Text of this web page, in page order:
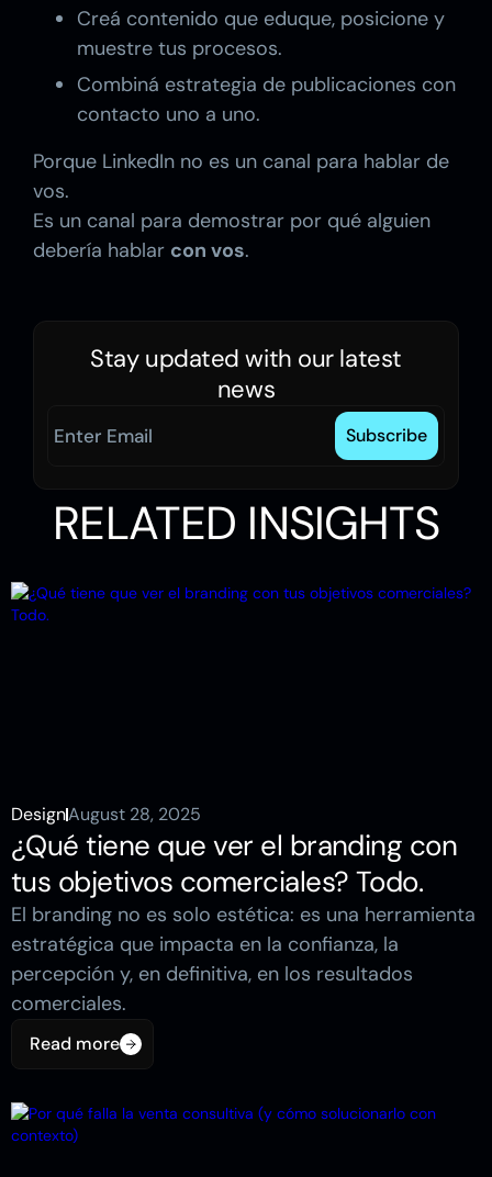
Creá contenido que eduque, posicione y
muestre tus procesos.
Combiná estrategia de publicaciones con
contacto uno a uno.
Porque LinkedIn no es un canal para hablar de
vos.
Es un canal para demostrar por qué alguien
debería hablar con vos.
Stay updated with our latest
news
RELATED INSIGHTS
DesignAugust 28, 2025
¿Qué tiene que ver el branding con
tus objetivos comerciales? Todo.
El branding no es solo estética: es una herramienta
estratégica que impacta en la confianza, la
percepción y, en definitiva, en los resultados
comerciales.
Read more
Read more